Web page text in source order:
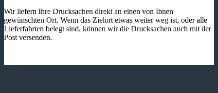
Wir liefern Ihre Drucksachen direkt an einen von Ihnen
gewünschten Ort. Wenn das Zielort etwas weiter weg ist, oder alle
Lieferfahrten belegt sind, können wir die Drucksachen auch mit der
Post versenden.